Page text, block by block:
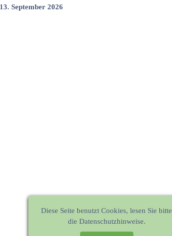
September 2026
Diese Seite benutzt Cookies, lesen Sie bitte
die Datenschutzhinweise.